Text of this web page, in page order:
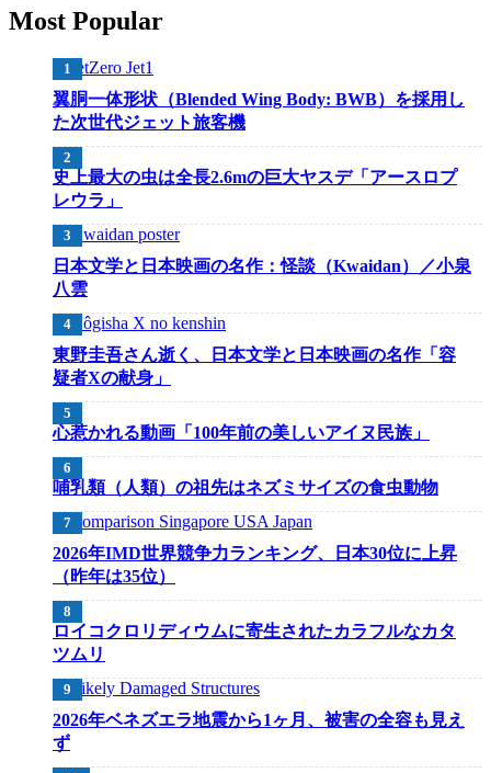
Most Popular
翼胴一体形状（Blended Wing Body: BWB）を採用し
た次世代ジェット旅客機
史上最大の虫は全長2.6mの巨大ヤスデ「アースロプ
レウラ」
日本文学と日本映画の名作：怪談（Kwaidan）／小泉
八雲
東野圭吾さん逝く、日本文学と日本映画の名作「容
疑者Xの献身」
心惹かれる動画「100年前の美しいアイヌ民族」
哺乳類（人類）の祖先はネズミサイズの食虫動物
2026年IMD世界競争力ランキング、日本30位に上昇
（昨年は35位）
ロイコクロリディウムに寄生されたカラフルなカタ
ツムリ
2026年ベネズエラ地震から1ヶ月、被害の全容も見え
ず